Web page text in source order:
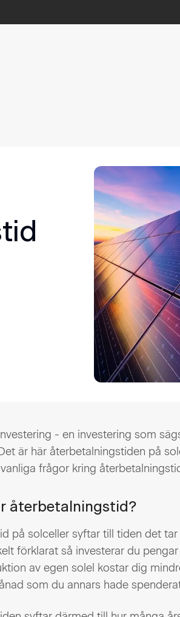
- en investering som
är här återbetalningstiden på
frågor kring
återbetalningstid?
på solceller syftar till tiden det
förklarat så investerar du
av egen solel kostar dig
som du annars hade